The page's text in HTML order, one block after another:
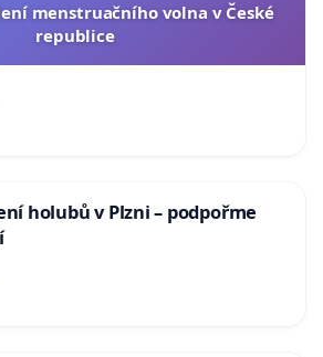
menstruačního volna v České
republice
holubů v Plzni – podpořme